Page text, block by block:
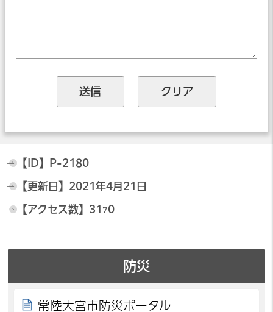
【ID】 P-2180
【更新日】 2021年4月21日
【アクセス数】 3170
防災
常陸大宮市防災ポータル